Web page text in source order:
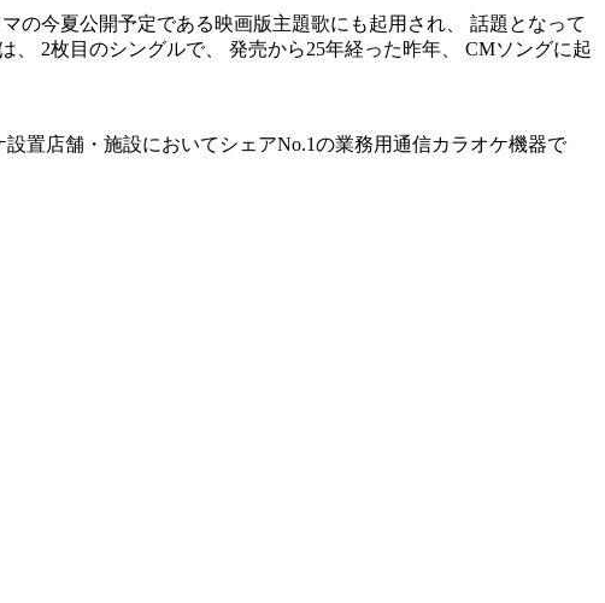
の今夏公開予定である映画版主題歌にも起用され、 話題となって
、 2枚目のシングルで、 発売から25年経った昨年、 CMソングに起
置店舗・施設においてシェアNo.1の業務用通信カラオケ機器で